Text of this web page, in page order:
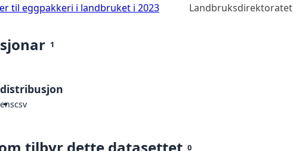
til eggpakkeri i landbruket i 2023 Landbruksdirektoratet
1
csv
0